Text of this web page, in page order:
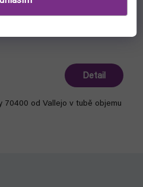
Detail
70400 od Vallejo v tubě objemu